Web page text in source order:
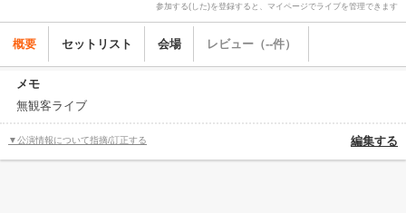
参加する(した)を登録すると、マイページでライブを管理できます
概要 セットリスト 会場 レビュー（--件）
メモ
無観客ライブ
▼公演情報について指摘/訂正する 編集する